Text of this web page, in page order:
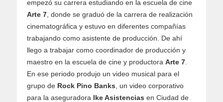
empezó su carrera estudiando en la escuela de cine
Arte 7 , donde se graduó de la carrera de realización
cinematográfica y estuvo en diferentes compañías
trabajando como asistente de producción. De ahí
llego a trabajar como coordinador de producción y
maestro en la escuela de cine y productora Arte 7
En ese periodo produjo un video musical para el
grupo de Rock Pino Banks , un video corporativo
para la aseguradora Ike Asistencias en Ciudad de